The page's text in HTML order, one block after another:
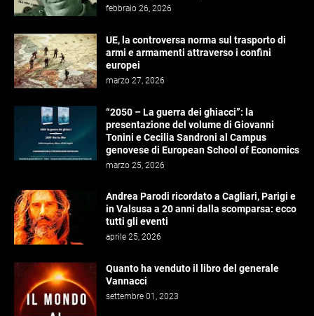
febbraio 26, 2026
UE, la controversa norma sul trasporto di
armi e armamenti attraverso i confini
europei
marzo 27, 2026
“2050 – La guerra dei ghiacci”: la
presentazione del volume di Giovanni
Tonini e Cecilia Sandroni al Campus
genovese di European School of Economics
marzo 25, 2026
Andrea Parodi ricordato a Cagliari, Parigi e
in Valsusa a 20 anni dalla scomparsa: ecco
tutti gli eventi
aprile 25, 2026
Quanto ha venduto il libro del generale
Vannacci
settembre 01, 2023